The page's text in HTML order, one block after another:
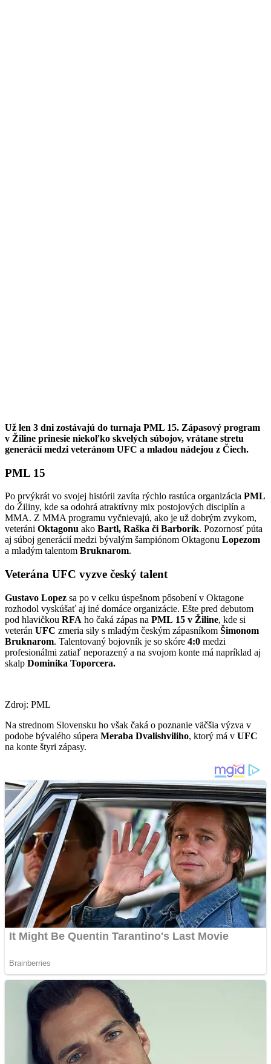
Už len 3 dni zostávajú do turnaja PML 15. Zápasový program
v Žiline prinesie niekoľko skvelých súbojov, vrátane stretu
generácií medzi veteránom UFC a mladou nádejou z Čiech.
PML 15
Po prvýkrát vo svojej histórii zavíta rýchlo rastúca organizácia PML
do Žiliny, kde sa odohrá atraktívny mix postojových disciplín a
MMA. Z MMA programu vyčnievajú, ako je už dobrým zvykom,
veteráni Oktagonu ako Bartl, Raška či Barborík. Pozornosť púta
aj súboj generácií medzi bývalým šampiónom Oktagonu Lopezom
a mladým talentom Bruknarom.
Veterána UFC vyzve český talent
Gustavo Lopez sa po v celku úspešnom pôsobení v Oktagone
rozhodol vyskúšať aj iné domáce organizácie. Ešte pred debutom
pod hlavičkou RFA ho čaká zápas na PML 15 v Žiline, kde si
veterán UFC zmeria sily s mladým českým zápasníkom Šimonom
Bruknarom. Talentovaný bojovník je so skóre 4:0 medzi
profesionálmi zatiaľ neporazený a na svojom konte má napríklad aj
skalp Dominika Toporcera.
Zdroj: PML
Na strednom Slovensku ho však čaká o poznanie väčšia výzva v
podobe bývalého súpera Meraba Dvalishviliho, ktorý má v UFC
na konte štyri zápasy.